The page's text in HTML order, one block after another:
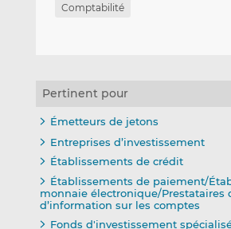
Comptabilité
Pertinent pour
Émetteurs de jetons
Entreprises d’investissement
Établissements de crédit
Établissements de paiement/
monnaie électronique/Prestataires
d’information sur les comptes
Fonds d'investissement